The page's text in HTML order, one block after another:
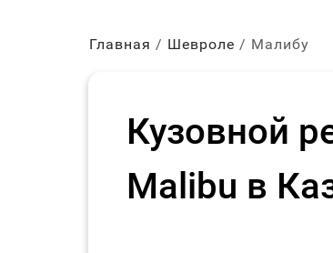
Главная Шевроле Малибу
Кузовной
Malibu в